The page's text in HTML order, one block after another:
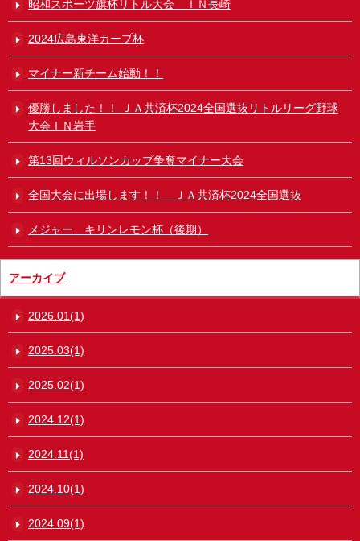
昭和スポーツ旗杯リトル大会 ＩＮ長崎
2024広島東洋カープ杯
マイナー新チーム始動！！
優勝しました！！ ＪＡ共済杯2024全国選抜リトルリーグ野球
大会ＩＮ岩手
第13回ウィルソンカップ争奪マイナー大会
全国大会に出場します！！ ＪＡ共済杯2024全国選抜
メジャー キリンレモン杯（後期）
アーカイブ
2026.01(1)
2025.03(1)
2025.02(1)
2024.12(1)
2024.11(1)
2024.10(1)
2024.09(1)